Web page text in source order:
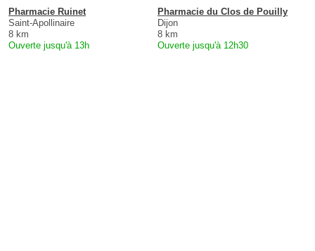
Pharmacie Ruinet
Saint-Apollinaire
8 km
Ouverte jusqu'à 13h
Pharmacie du Clos de Pouilly
Dijon
8 km
Ouverte jusqu'à 12h30